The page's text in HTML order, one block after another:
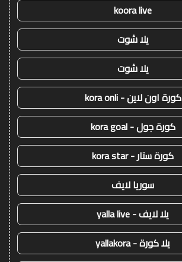
koora live
يلا شوت
يلا شوت
كورة اون لاين - kora onli
كورة جول - kora goal
كورة ستار - kora star
سوريا لايف
يلا لايف - yalla live
يلا كورة - yallakora